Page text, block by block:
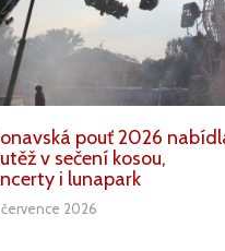
pouť 2026
v sečení kosou,
i lunapark
2026